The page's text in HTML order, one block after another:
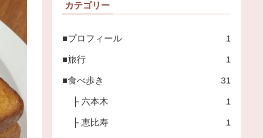
カテゴリー
■プロフィール 1
■旅行 1
■食べ歩き 31
├ 六本木 1
├ 恵比寿 1